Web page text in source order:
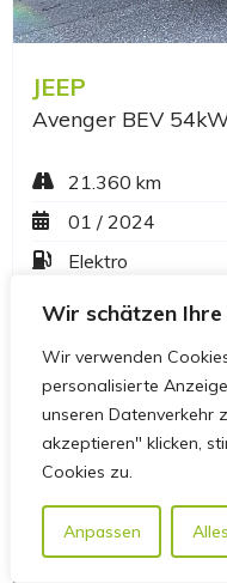
Wir schätzen
Wir verwenden
personalisierte
unseren Datenverkehr
akzeptieren" klicken,
Cookies zu.
Anpassen